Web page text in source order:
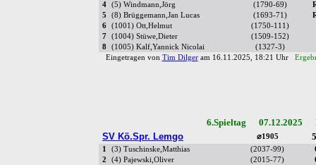
4
(5) Windmann,Jörg (1790-69)
5
(8) Brüggemann,Jan Lucas (1693-71)
6
(1001) Ott,Helmut
(1750-111)
7
(1004) Stüwe,Dieter
(1509-152)
8
(1005) Kalf,Yannick Nicolai
(1327-3)
Eingetragen von Tim Dilgeram 16.11.2025, 18:21 Uhr
6.Spieltag 07.12.2025
SV Kö.Spr. Lemgo
⌀1905
1 (3) Tuschinske,Matthias (2037-99)
2
(4) Pajewski,Oliver (2015-77)